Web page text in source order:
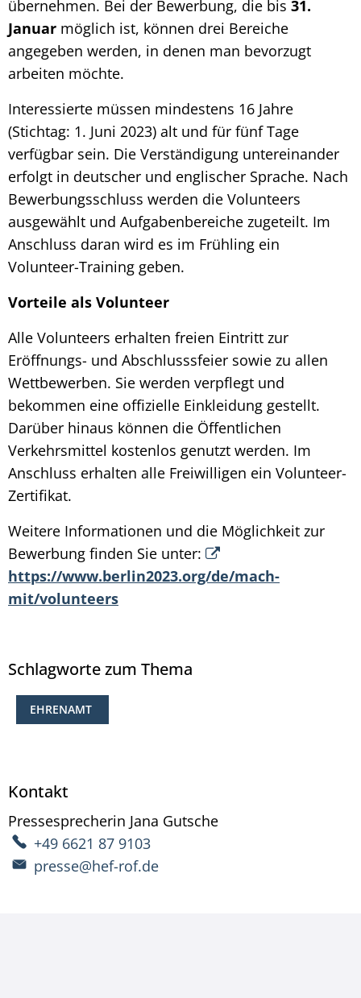
übernehmen. Bei der Bewerbung, die bis 31.
Januar möglich ist, können drei Bereiche
angegeben werden, in denen man bevorzugt
arbeiten möchte.
Interessierte müssen mindestens 16 Jahre
(Stichtag: 1. Juni 2023) alt und für fünf Tage
verfügbar sein. Die Verständigung untereinander
erfolgt in deutscher und englischer Sprache. Nach
Bewerbungsschluss werden die Volunteers
ausgewählt und Aufgabenbereiche zugeteilt. Im
Anschluss daran wird es im Frühling ein
Volunteer-Training geben.
Vorteile als Volunteer
Alle Volunteers erhalten freien Eintritt zur
Eröffnungs- und Abschlusssfeier sowie zu allen
Wettbewerben. Sie werden verpflegt und
bekommen eine offizielle Einkleidung gestellt.
Darüber hinaus können die Öffentlichen
Verkehrsmittel kostenlos genutzt werden. Im
Anschluss erhalten alle Freiwilligen ein Volunteer-
Zertifikat.
Weitere Informationen und die Möglichkeit zur
Bewerbung finden Sie unter:
https://www.berlin2023.org/de/mach-
mit/volunteers
Schlagworte zum Thema
EHRENAMT
Kontakt
Pressesprecherin Jana Gutsche
+49 6621 87 9103
presse@hef-rof.de